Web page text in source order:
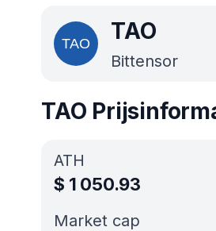
TAO
Bittensor
TAO
ATH
$ 1 050.93
Market cap